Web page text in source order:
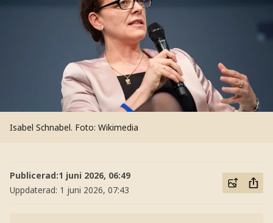
Isabel Schnabel. Foto: Wikimedia
Publicerad:1 juni 2026, 06:49
Uppdaterad: 1 juni 2026, 07:43